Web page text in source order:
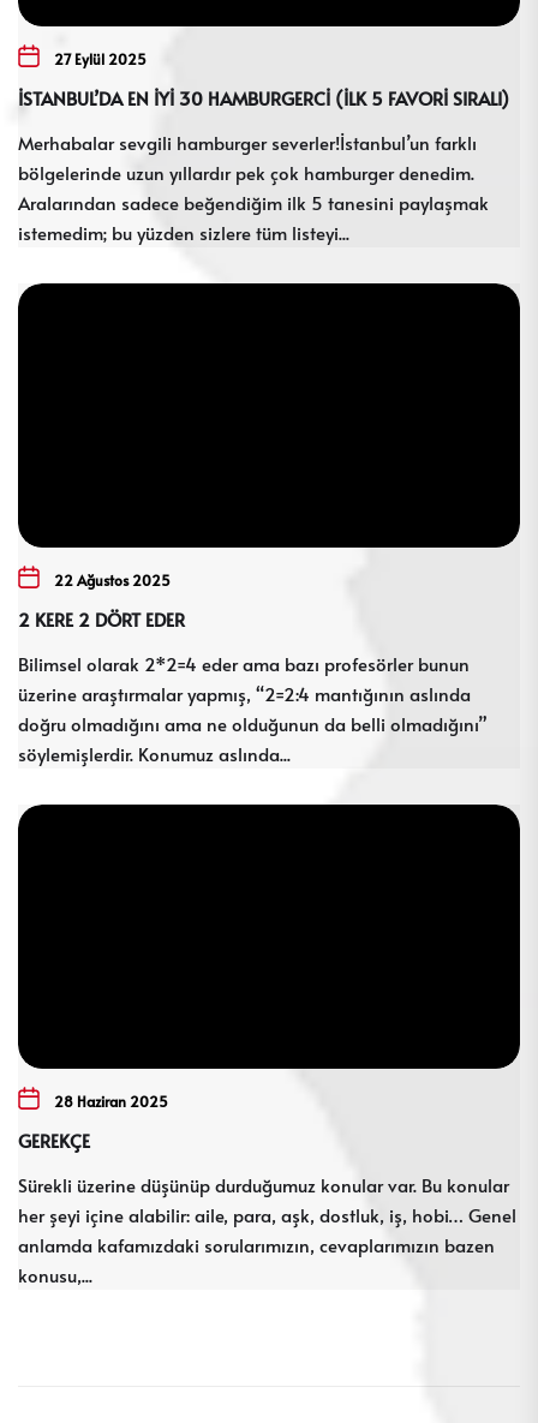
27 Eylül 2025
İSTANBUL’DA EN İYİ 30 HAMBURGERCİ (İLK 5 FAVORİ SIRALI)
Merhabalar sevgili hamburger severler!İstanbul’un farklı
bölgelerinde uzun yıllardır pek çok hamburger denedim.
Aralarından sadece beğendiğim ilk 5 tanesini paylaşmak
istemedim; bu yüzden sizlere tüm listeyi...
22 Ağustos 2025
2 KERE 2 DÖRT EDER
Bilimsel olarak 2*2=4 eder ama bazı profesörler bunun
üzerine araştırmalar yapmış, “2=2:4 mantığının aslında
doğru olmadığını ama ne olduğunun da belli olmadığını”
söylemişlerdir. Konumuz aslında...
28 Haziran 2025
GEREKÇE
Sürekli üzerine düşünüp durduğumuz konular var. Bu konular
her şeyi içine alabilir: aile, para, aşk, dostluk, iş, hobi… Genel
anlamda kafamızdaki sorularımızın, cevaplarımızın bazen
konusu,...